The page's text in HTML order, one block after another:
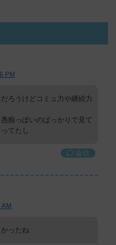
PM
ろうけどコミュ力や継続力
痴っぽいのばっかりで見て
てたし
返信
ったね